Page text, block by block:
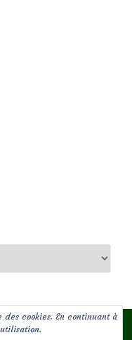
cookies. En continuant à